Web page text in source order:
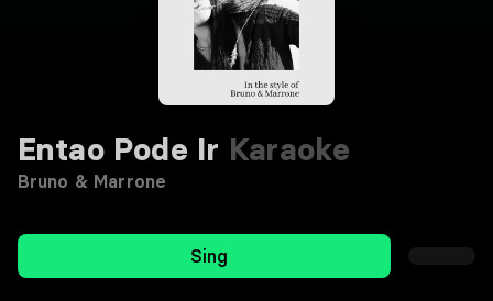
Entao Pode Ir Karaoke
Bruno & Marrone
Sing